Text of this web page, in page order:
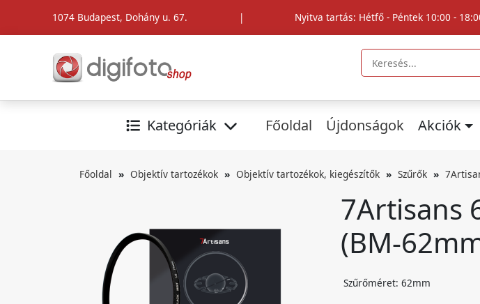
1074 Budapest, Dohány u. 67. | Nyitva tartás: Hétfő - Péntek 10:00 -
Kategóriák Főoldal Újdonságok Akciók
Főoldal Objektív tartozékok Objektív tartozékok, kiegészítők Szűrők
7Artisans
(BM-
Szűrőméret: 62mm